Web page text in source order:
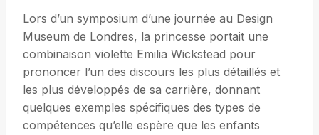
Lors d’un symposium d’une journée au Design
Museum de Londres, la princesse portait une
combinaison violette Emilia Wickstead pour
prononcer l’un des discours les plus détaillés et
les plus développés de sa carrière, donnant
quelques exemples spécifiques des types de
compétences qu’elle espère que les enfants